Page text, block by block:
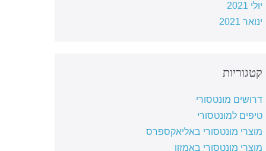
יולי 2021
ינואר 2021
קטגוריות
דרושים מונטסורי
טיפים למונטסורי
מוצרי מונטסורי באליאקספרס
מוצרי מונטסורי באמזון